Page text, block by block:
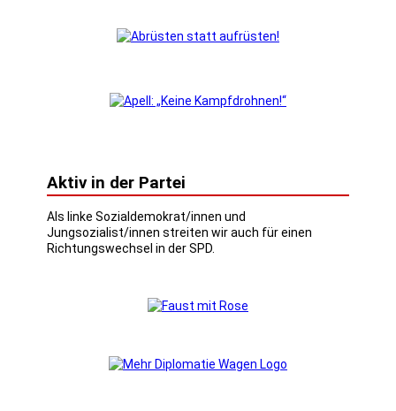
Aktiv in der Partei
Als linke Sozialdemokrat/innen und
Jungsozialist/innen streiten wir auch für einen
Richtungswechsel in der SPD.